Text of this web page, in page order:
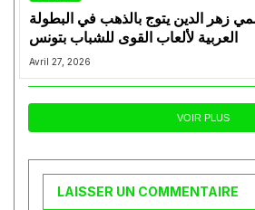
زهر الدين يتوج بالذهب في البطولة
العربية لألعاب القوى للشباب بتونس
Avril 27, 2026
VOIR PLUS
LAISSER UN COMMENTAIRE